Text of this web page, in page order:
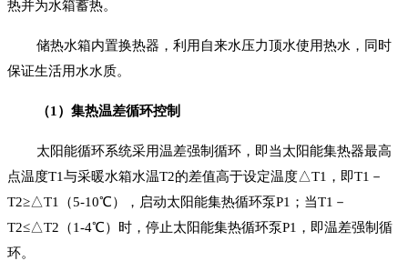
热并为水箱蓄热。
储热水箱内置换热器，利用自来水压力顶水使用热水，同时
保证生活用水水质。
（1）集热温差循环控制
太阳能循环系统采用温差强制循环，即当太阳能集热器最高
点温度T1与采暖水箱水温T2的差值高于设定温度△T1，即T1－
T2≥△T1（5-10℃），启动太阳能集热循环泵P1；当T1－
T2≤△T2（1-4℃）时，停止太阳能集热循环泵P1，即温差强制循
环。